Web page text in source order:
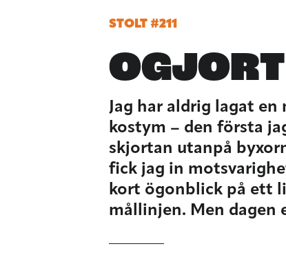
STOLT #211
Jag har aldrig lagat
kostym – den första
skjortan utanpå
fick jag in
kort ögonblick på ett
mållinjen. Men dagen